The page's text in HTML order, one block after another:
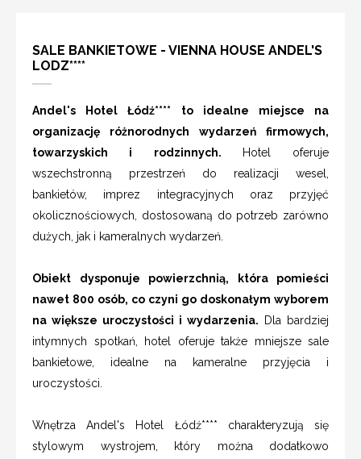
SALE BANKIETOWE - VIENNA HOUSE ANDEL'S
LODZ****
Andel's Hotel Łódź**** to idealne miejsce na
organizację różnorodnych wydarzeń firmowych,
towarzyskich i rodzinnych.
Hotel oferuje
wszechstronną przestrzeń do realizacji wesel,
bankietów, imprez integracyjnych oraz przyjęć
okolicznościowych, dostosowaną do potrzeb zarówno
dużych, jak i kameralnych wydarzeń.
Obiekt dysponuje powierzchnią, która pomieści
nawet 800 osób, co czyni go doskonałym wyborem
na większe uroczystości i wydarzenia. Dla bardziej
intymnych spotkań, hotel oferuje także mniejsze sale
bankietowe, idealne na kameralne przyjęcia i
uroczystości.
Wnętrza Andel's Hotel Łódź**** charakteryzują się
stylowym wystrojem, który można dodatkowo